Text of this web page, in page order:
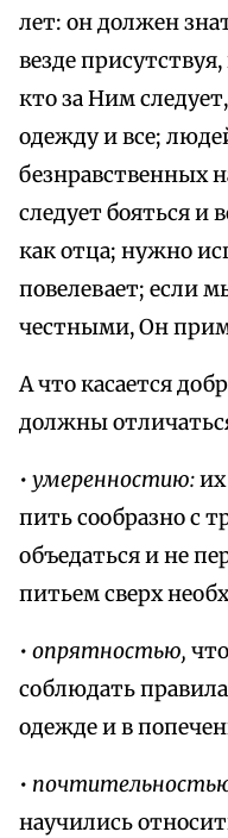
лет: он должен
везде
кто за Ним
одежду и все;
безнравственных
следует бояться и
как отца; нужно
повелевает; если
честными, Он
А что касается
должны
• умеренностию:
пить сообразно с
объедаться и не
питьем сверх
• опрятностью,
соблюдать
одежде и в
•
научились